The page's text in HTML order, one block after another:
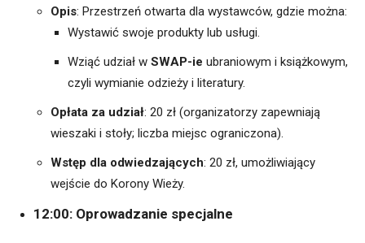
Opis: Przestrzeń otwarta dla wystawców, gdzie można:
Wystawić swoje produkty lub usługi.
Wziąć udział w SWAP-ie ubraniowym i książkowym,
czyli wymianie odzieży i literatury.
Opłata za udział: 20 zł (organizatorzy zapewniają
wieszaki i stoły; liczba miejsc ograniczona).
Wstęp dla odwiedzających: 20 zł, umożliwiający
wejście do Korony Wieży.
12:00: Oprowadzanie specjalne